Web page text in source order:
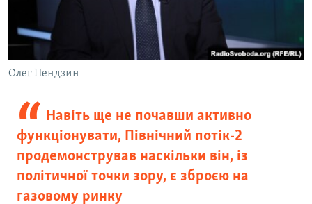
Олег Пендзин
Навіть ще не почавши активно
функціонувати, Північний потік-2
продемонстрував наскільки він, із
політичної точки зору, є зброєю на
газовому ринку